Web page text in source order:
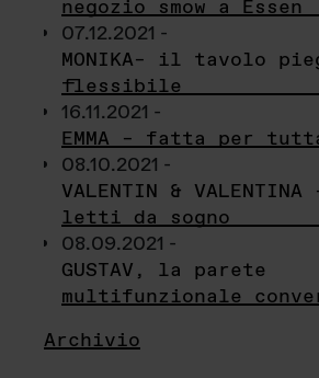
negozio smow a Essen
07.12.2021 -
MONIKA– il tavolo
flessibile
16.11.2021 -
EMMA – fatta per
08.10.2021 -
VALENTIN &
letti da sogno
08.09.2021 -
GUSTAV, la parete
multifunzionale
Archivio